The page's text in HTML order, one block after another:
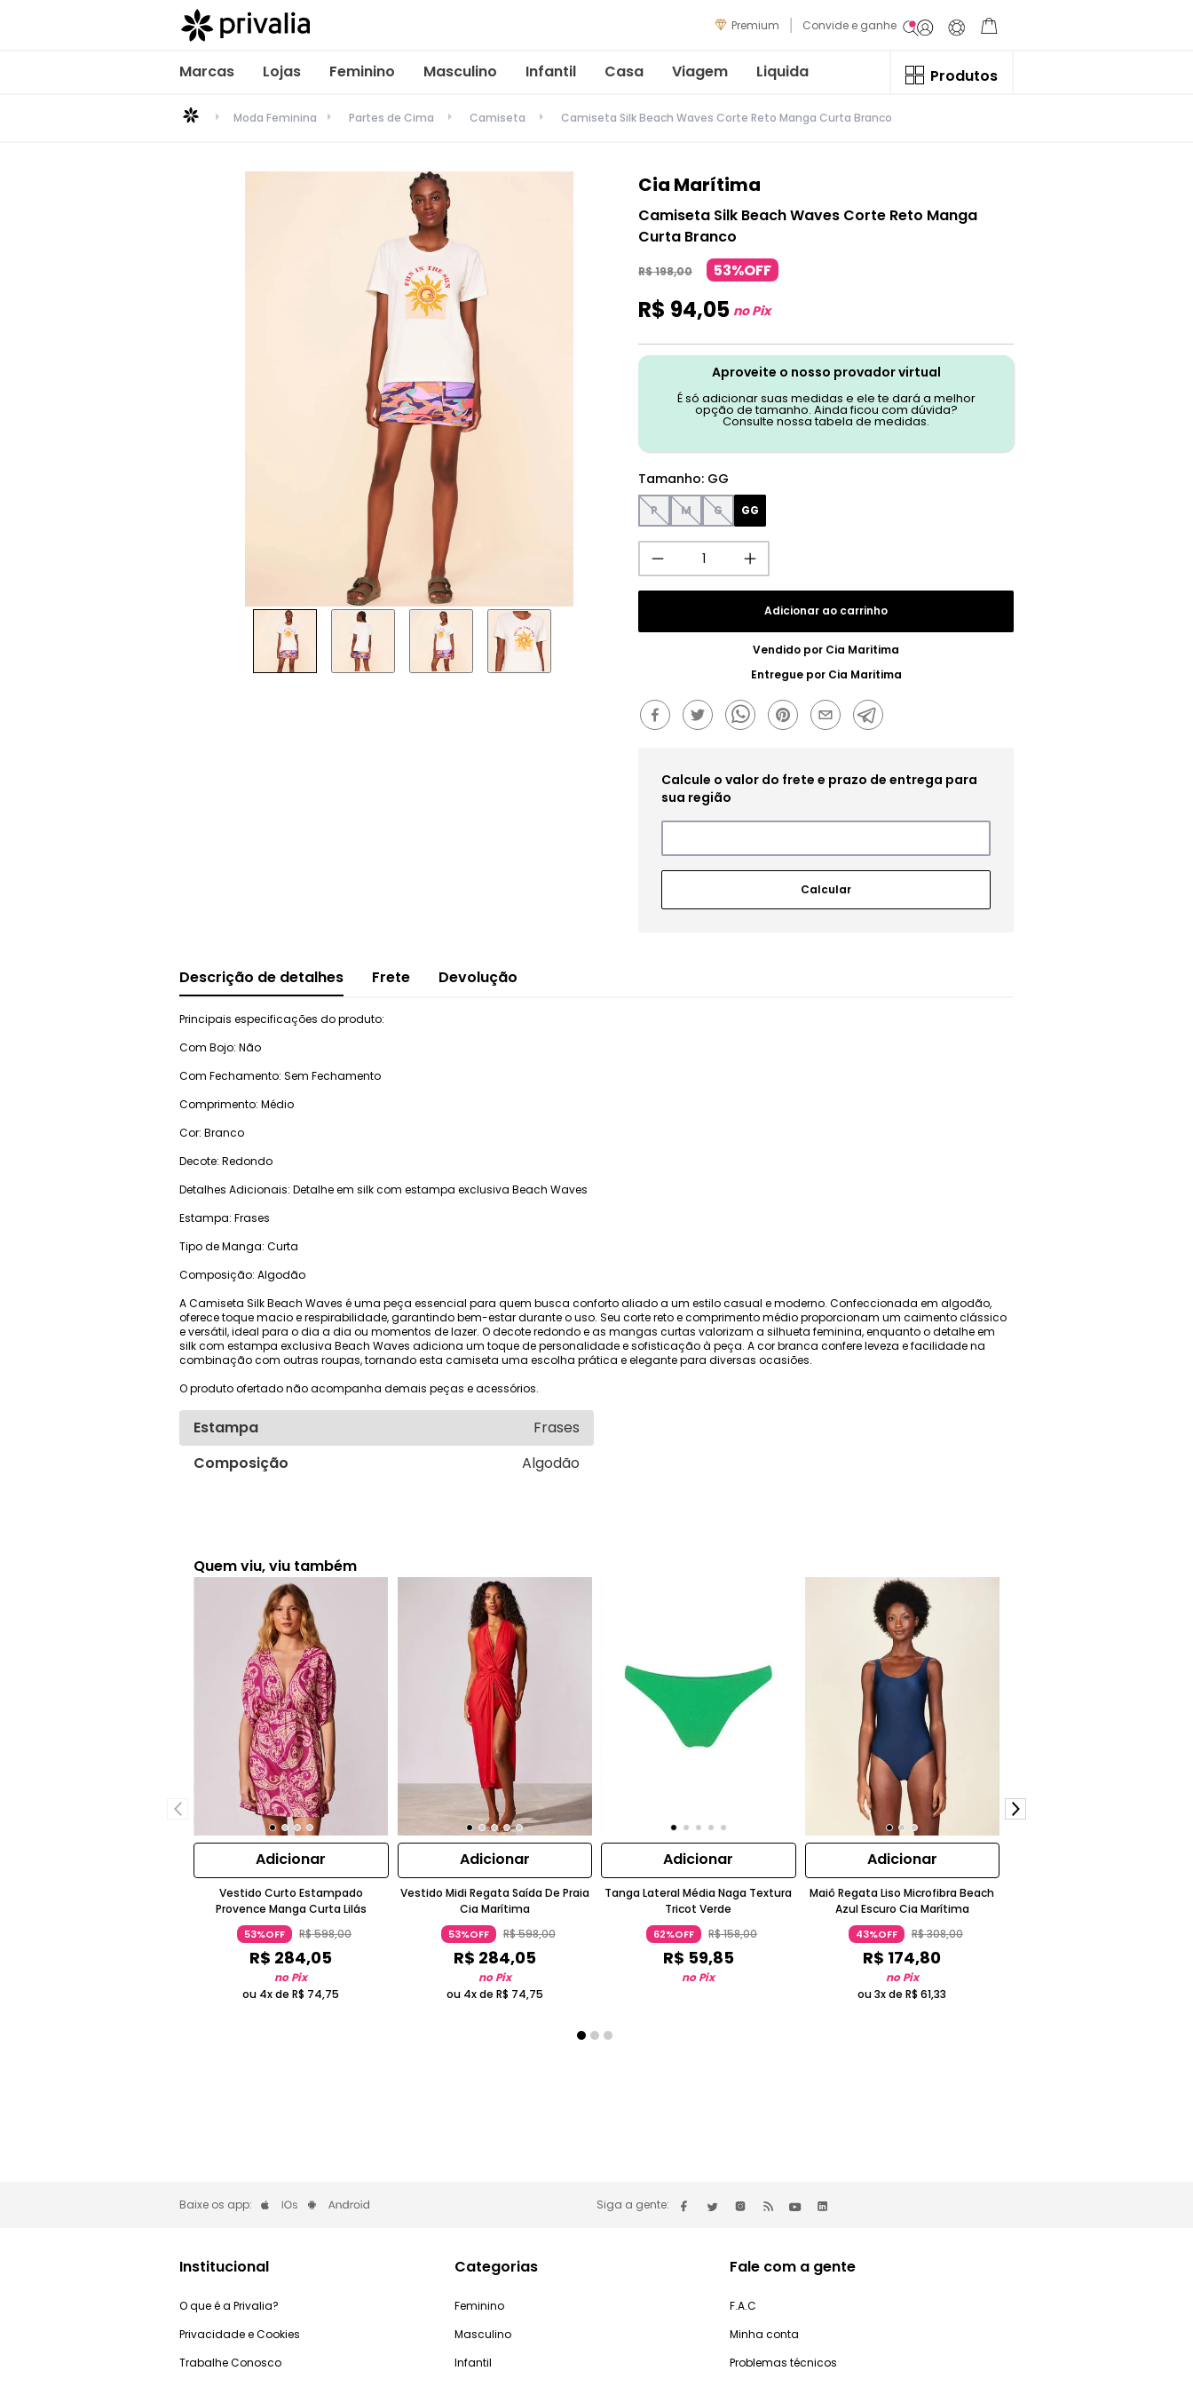
Premium Convide e ganhe
Marcas Lojas Feminino Masculino Infantil Casa Viagem Liquida Produtos
Moda Feminina Partes de Cima Camiseta Camiseta Silk Beach Waves Corte Reto Manga Curta Branco
Cia Marítima
Camiseta Silk Beach Waves Corte Reto Manga
Curta Branco
R$198,00 53%OFF
R$ 94,05 no Pix
Aproveite o nosso provador virtual
É só adicionar suas medidas e ele te dará a melhor
opção de tamanho. Ainda ficou com dúvida?
Consulte nossa tabela de medidas.
Tamanho: GG
P M G GG
Adicionar ao carrinho
Vendido por Cia Maritima
Entregue por Cia Maritima
Descrição de detalhes Frete Devolução
Principais especificações do produto:
Com Bojo: Não
Com Fechamento: Sem Fechamento
Comprimento: Médio
Cor: Branco
Decote: Redondo
Detalhes Adicionais: Detalhe em silk com estampa exclusiva Beach Waves
Estampa: Frases
Tipo de Manga: Curta
Composição: Algodão
A Camiseta Silk Beach Waves é uma peça essencial para quem busca conforto aliado a um estilo casual e moderno. Confeccionada em algodão,
oferece toque macio e respirabilidade, garantindo bem-estar durante o uso. Seu corte reto e comprimento médio proporcionam um caimento clássico
e versátil, ideal para o dia a dia ou momentos de lazer. O decote redondo e as mangas curtas valorizam a silhueta feminina, enquanto o detalhe em
silk com estampa exclusiva Beach Waves adiciona um toque de personalidade e sofisticação à peça. A cor branca confere leveza e facilidade na
combinação com outras roupas, tornando esta camiseta uma escolha prática e elegante para diversas ocasiões.
O produto ofertado não acompanha demais peças e acessórios.
Estampa
Frases
Composição
Algodão
Quem viu, viu também
Adicionar
Vestido Curto Estampado
Provence Manga Curta Lilás
53%OFF R$598,00
R$ 284,05
no Pix
ou 4x deR$ 74,75
Adicionar
Vestido Midi Regata Saída De Praia
Cia Marítima
53%OFF R$598,00
R$ 284,05
no Pix
ou 4x de R$ 74,75
Adicionar
Tanga Lateral Média Naga Textura
Tricot Verde
62%OFF R$158,00
R$ 59,85
no Pix
Adicionar
Maiô Regata Liso Microfibra Beach
Azul Escuro Cia Marítima
43%OFF R$308,00
R$ 174,80
no Pix
ou 3x deR$ 61,33
Baixe os app: Siga a gente:
Institucional
O que é a Privalia?
Privacidade e Cookies
Trabalhe Conosco
Categorias
Feminino
Masculino
Infantil
Fale com a gente
F.A.C
Minha conta
Problemas técnicos